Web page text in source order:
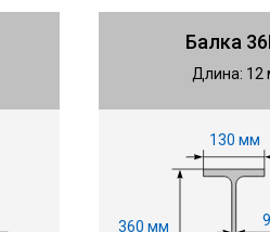
Балка
Длина: 12
360 мм
130 мм